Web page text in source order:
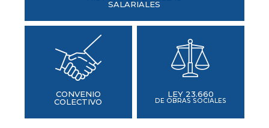
SALARIALES
CONVENIO
COLECTIVO
LEY 23.660
DE OBRAS SOCIALES